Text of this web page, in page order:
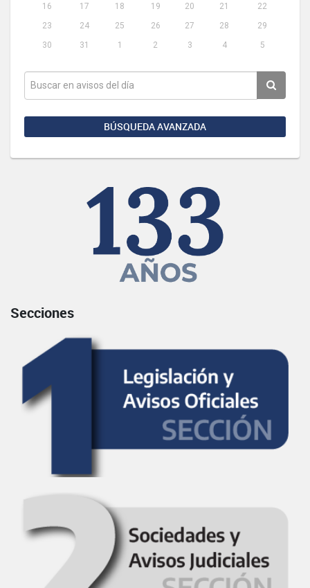
16
17 18 19 20 21
22
23
24 25 26 27 28
29
30
31 1 2 3 4 5
BÚSQUEDA AVANZADA
Secciones